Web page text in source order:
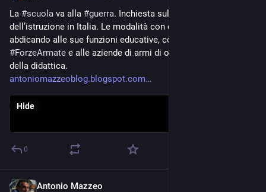
La #scuola va alla #guerra. Inchiesta sulla militarizzazione
dell’istruzione in Italia. Le modalità con cui la scuola sta
#ForzeArmate e alle aziende di armi di occupare ogni sfera
della didattica.
antoniomazzeoblog.blogspot.com
Hide
0
Antonio Mazzeo